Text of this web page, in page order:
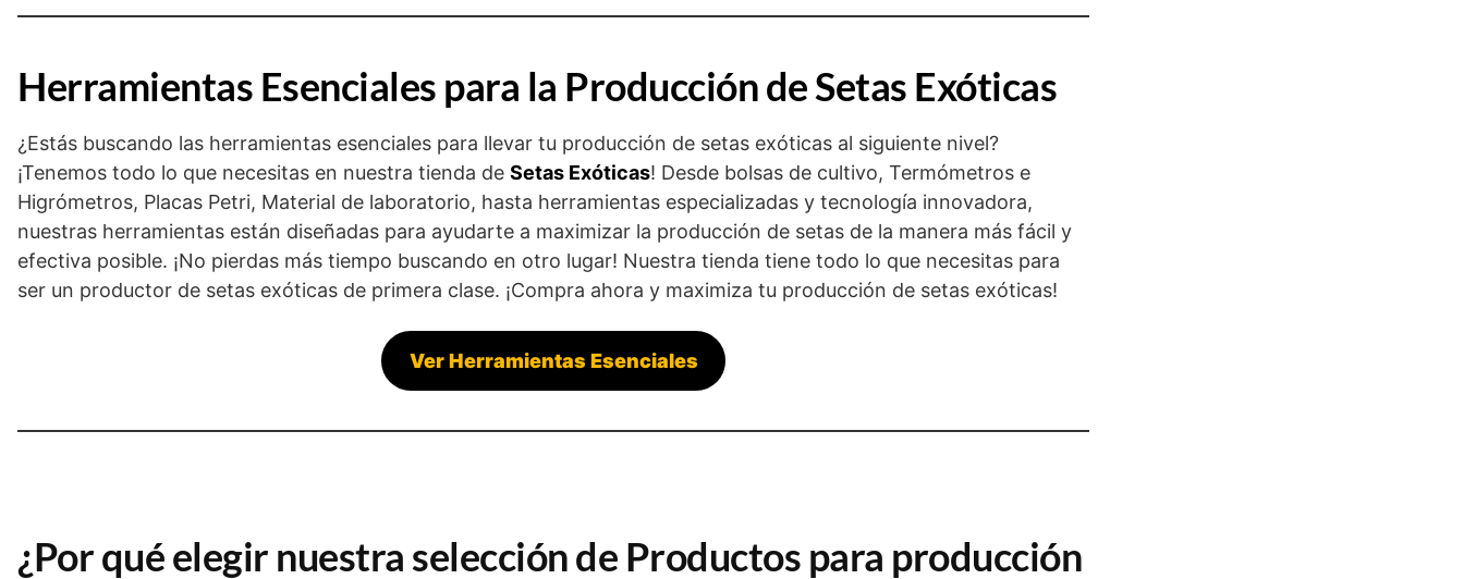
Herramientas Esenciales para la Producción de Setas Exóticas
¿Estás buscando las herramientas esenciales para llevar tu producción de setas exóticas al siguiente nivel?
¡Tenemos todo lo que necesitas en nuestra tienda de Setas Exóticas! Desde bolsas de cultivo, Termómetros e
Higrómetros, Placas Petri, Material de laboratorio, hasta herramientas especializadas y tecnología innovadora,
nuestras herramientas están diseñadas para ayudarte a maximizar la producción de setas de la manera más fácil y
efectiva posible. ¡No pierdas más tiempo buscando en otro lugar! Nuestra tienda tiene todo lo que necesitas para
ser un productor de setas exóticas de primera clase. ¡Compra ahora y maximiza tu producción de setas exóticas!
Ver Herramientas Esenciales
¿Por qué elegir nuestra selección de Productos para producción